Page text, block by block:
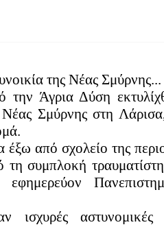
της Νέας Σμύρνης...
την Άγρια Δύση
Νέας Σμύρνης στη
από σχολείο της
συμπλοκή
ισχυρές